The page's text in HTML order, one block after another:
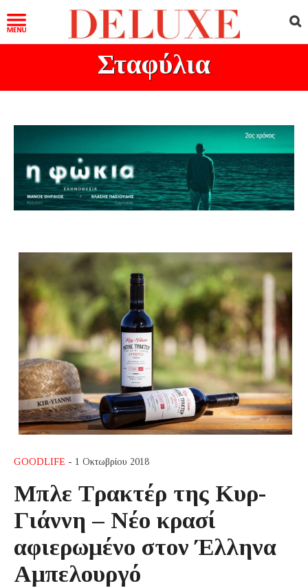
Σταφύλια
GOODLIFE - 1 Οκτωβρίου 2018
Μπλε Τρακτέρ της Κυρ-
Γιάννη – Νέο κρασί
αφιερωμένο στον Έλληνα
Αμπελουργό